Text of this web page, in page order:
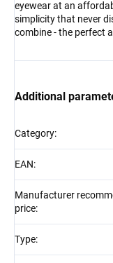
eyewear at an
simplicity that never
combine - the perfect
Additional
Category:
EAN:
Manufacturer
price:
Type: